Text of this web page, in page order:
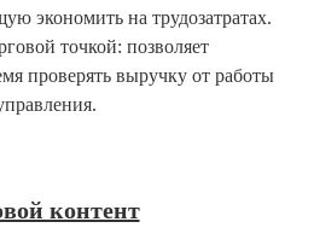
экономить на трудозатратах.
точкой: позволяет
проверять выручку от работы
контент